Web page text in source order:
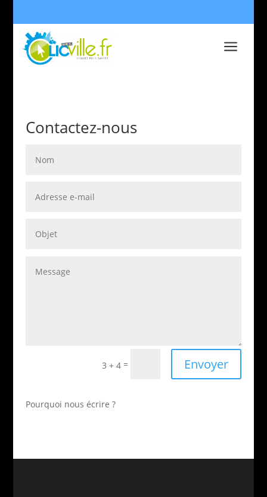
a
Contactez-nous
3 + 4 = Envoyer
Pourquoi nous écrire ?